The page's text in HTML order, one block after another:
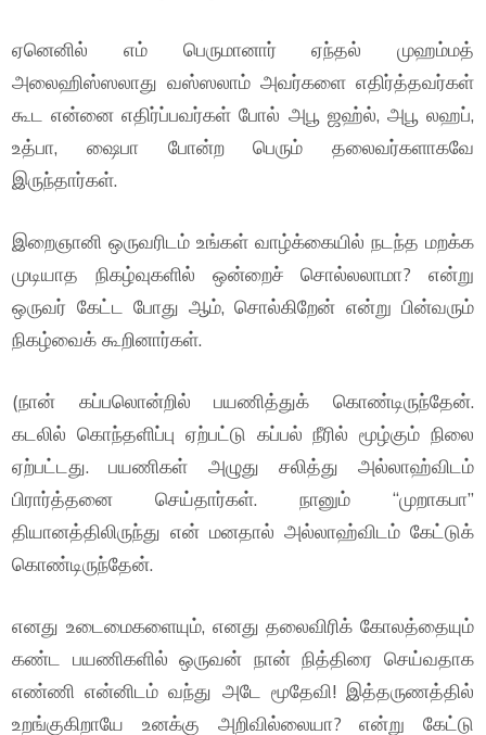
ஏனெனில் எம் பெருமானார் ஏந்தல் முஹம்மத்
அலைஹிஸ்ஸலாது வஸ்ஸலாம் அவர்களை எதிர்த்தவர்கள்
கூட என்னை எதிர்ப்பவர்கள் போல் அபூ ஜஹ்ல், அபூ லஹப்,
உத்பா, ஷைபா போன்ற பெரும் தலைவர்களாகவே
இருந்தார்கள்.
இறைஞானி ஒருவரிடம் உங்கள் வாழ்க்கையில் நடந்த மறக்க
முடியாத நிகழ்வுகளில் ஒன்றைச் சொல்லலாமா? என்று
ஒருவர் கேட்ட போது ஆம், சொல்கிறேன் என்று பின்வரும்
நிகழ்வைக் கூறினார்கள்.
(நான் கப்பலொன்றில் பயணித்துக் கொண்டிருந்தேன்.
கடலில் கொந்தளிப்பு ஏற்பட்டு கப்பல் நீரில் மூழ்கும் நிலை
ஏற்பட்டது. பயணிகள் அழுது சலித்து அல்லாஹ்விடம்
பிரார்த்தனை செய்தார்கள். நானும் “முறாகபா”
தியானத்திலிருந்து என் மனதால் அல்லாஹ்விடம் கேட்டுக்
கொண்டிருந்தேன்.
எனது உடைமைகளையும், எனது தலைவிரிக் கோலத்தையும்
கண்ட பயணிகளில் ஒருவன் நான் நித்திரை செய்வதாக
எண்ணி என்னிடம் வந்து அடே மூதேவி! இத்தருணத்தில்
உறங்குகிறாயே உனக்கு அறிவில்லையா? என்று கேட்டு